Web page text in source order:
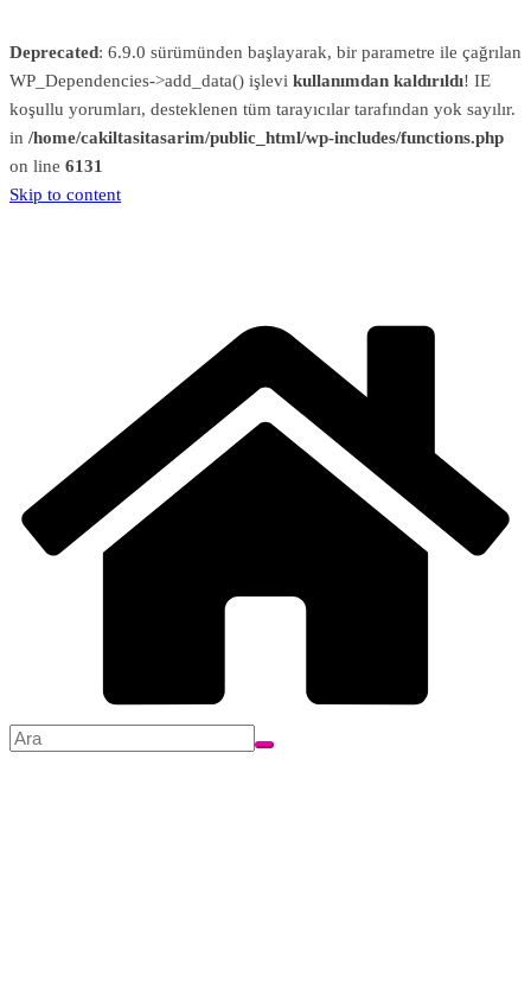
Deprecated: 6.9.0 sürümünden başlayarak, bir parametre ile çağrılan
WP_Dependencies->add_data() işlevi kullanımdan kaldırıldı! IE
koşullu yorumları, desteklenen tüm tarayıcılar tarafından yok sayılır.
in /home/cakiltasitasarim/public_html/wp-includes/functions.php
on line 6131
Skip to content